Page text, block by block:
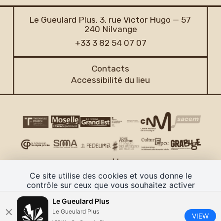
Ce site utilise des cookies et vous donne le
contrôle sur ceux que vous souhaitez activer
TOUT ACCEPTER
POLITIQUE DE CONFIDENTIALITÉ
Le Gueulard Plus, 3, rue Victor Hugo — 57
240 Nilvange
+33 3 82 54 07 07
Contacts
Accessibilité du lieu
CGV Mentions légales Plan de site
Gestion des cookies
J'ai un code promo
Retrouver vos commandes
Le Gueulard Plus
Le Gueulard Plus
VIEW